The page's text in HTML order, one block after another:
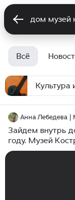
Всё
Культура
Анна Лебедева |
Зайдем внутрь
году. Музей